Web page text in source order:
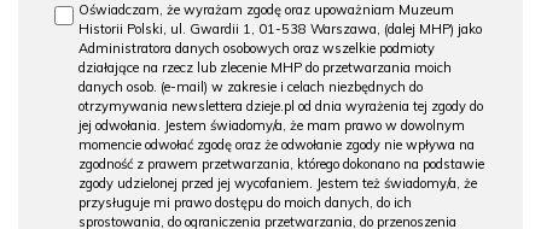
Oświadczam, że wyrażam zgodę oraz upoważniam Muzeum
Historii Polski, ul. Gwardii 1, 01-538 Warszawa, (dalej MHP) jako
Administratora danych osobowych oraz wszelkie podmioty
działające na rzecz lub zlecenie MHP do przetwarzania moich
danych osob. (e-mail) w zakresie i celach niezbędnych do
otrzymywania newslettera dzieje.pl od dnia wyrażenia tej zgody do
jej odwołania. Jestem świadomy/a, że mam prawo w dowolnym
momencie odwołać zgodę oraz że odwołanie zgody nie wpływa na
zgodność z prawem przetwarzania, którego dokonano na podstawie
zgody udzielonej przed jej wycofaniem. Jestem też świadomy/a, że
przysługuje mi prawo dostępu do moich danych, do ich
sprostowania, do ograniczenia przetwarzania, do przenoszenia